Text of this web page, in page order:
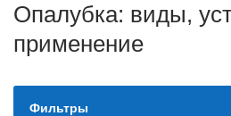
Опалубка: виды,
применение
Фильтры